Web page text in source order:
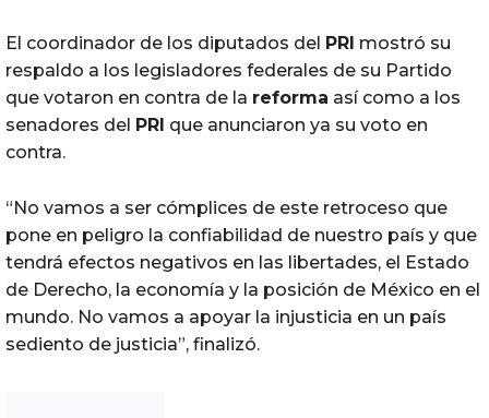
El coordinador de los diputados del PRI mostró su
respaldo a los legisladores federales de su Partido
que votaron en contra de la reforma así como a los
senadores del PRI que anunciaron ya su voto en
contra.
“No vamos a ser cómplices de este retroceso que
pone en peligro la confiabilidad de nuestro país y que
tendrá efectos negativos en las libertades, el Estado
de Derecho, la economía y la posición de México en el
mundo. No vamos a apoyar la injusticia en un país
sediento de justicia”, finalizó.